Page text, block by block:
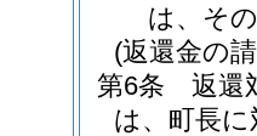
は、そ
(返還金の
第6条
返還
は、町長